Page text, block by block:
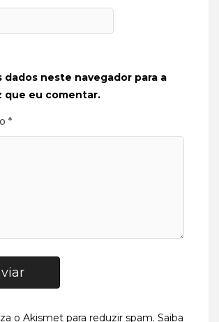
dados neste navegador para a
que eu comentar.
*
o Akismet para reduzir spam. Saiba